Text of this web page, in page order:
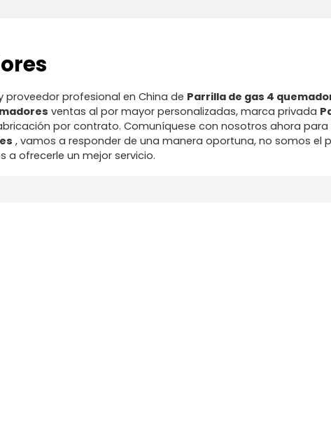
proveedor profesional en China de Parrilla de gas 4
ventas al por mayor personalizadas, marca privada
por contrato. Comuníquese con nosotros ahora para
, vamos a responder de una manera oportuna, no somos el
a ofrecerle un mejor servicio.